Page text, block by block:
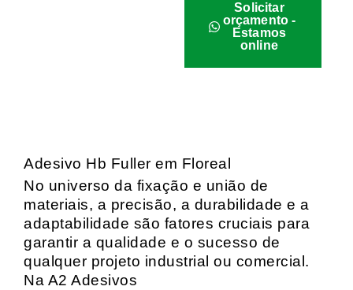
Solicitar
orçamento -
Estamos
online
Adesivo Hb Fuller em Floreal
No universo da fixação e união de
materiais, a precisão, a durabilidade e a
adaptabilidade são fatores cruciais para
garantir a qualidade e o sucesso de
qualquer projeto industrial ou comercial.
Na A2 Adesivos